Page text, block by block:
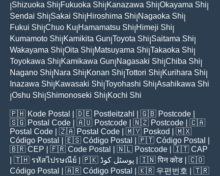
Shizuoka Shi Fukuoka Shi Kanazawa Shi Okayama Shi
Sendai Shi Sakai Shi Hiroshima Shi Nagaoka Shi
Fukui Shi Chuo Ku Hamamatsu Shi Himeji Shi
Kumamoto Shi Kamikita Gun Toyota Shi Saitama Shi
Wakayama Shi Oita Shi Matsuyama Shi Takaoka Shi
Toyokawa Shi Kamikawa Gun Nagasaki Shi Chiba Shi
Nagano Shi Nara Shi Konan Shi Tottori Shi Kurihara Shi
Inazawa Shi Kawasaki Shi Toyohashi Shi Asahikawa Shi
Oshu Shi Shimonoseki Shi Kochi Shi
🇵🇭 Kode Postal | 🇩🇪 Postleitzahl | 🇬🇧 Postcode
🇸🇬 Postal Code | 🇦🇺 Postcode | 🇳🇿 Postcode | 🇨🇦
Postal Code | 🇿🇦 Postal Code | 🇲🇾 Poskod
| 🇲🇽
Código Postal
| 🇪🇸 Código Postal | 🇵🇹 Código Postal
🇧🇷 CEP | 🇫🇷 Code Postal | 🇳🇱 Postcode | 🇮🇹 CAP
| 🇹🇭 รหัสไปรษณีย์ | 🇵🇰 پوسٹل کوڈ | 🇮🇳पिन कोड | 🇨🇴
Código Postal
| 🇦🇷 Código Postal | 🇰🇷 우편번호 | 🇹🇷